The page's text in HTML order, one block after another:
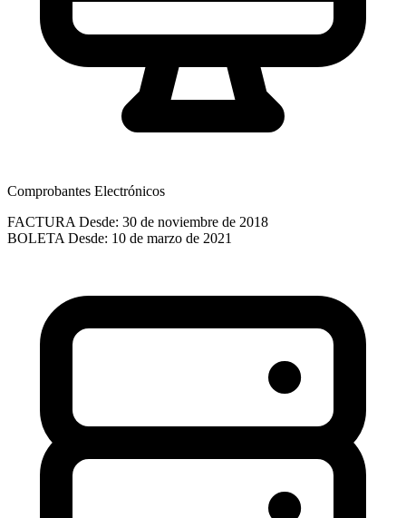
Comprobantes Electrónicos
FACTURA Desde: 30 de noviembre de 2018
BOLETA Desde: 10 de marzo de 2021